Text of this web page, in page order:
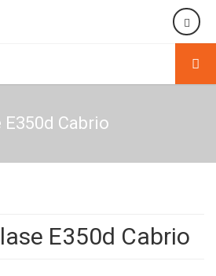
Cabrio
E350d Cabrio